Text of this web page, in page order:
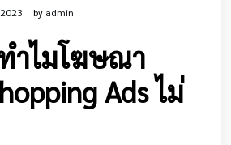
by admin
ำไมโฆษณา
Ads ไม่